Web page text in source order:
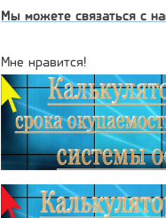
Мы можете связаться с
Мне нравится!